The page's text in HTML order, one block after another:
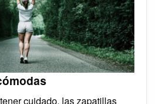
cuidado, las zapatillas